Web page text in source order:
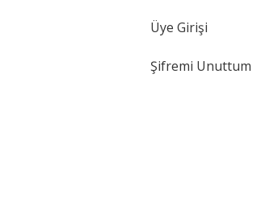
Üye Girişi
Şifremi Unuttum